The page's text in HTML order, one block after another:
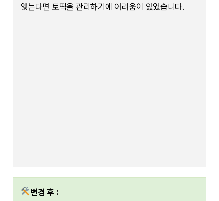
않는다면 토픽을 관리하기에 어려움이 있었습니다.
변경 후 :